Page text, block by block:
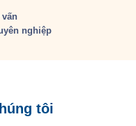
nghiệp
tôi